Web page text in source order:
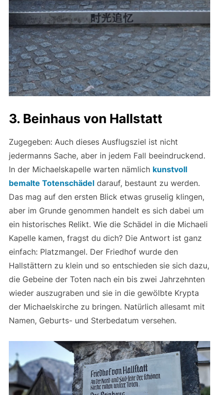
3. Beinhaus von Hallstatt
Zugegeben: Auch dieses Ausflugsziel ist nicht
jedermanns Sache, aber in jedem Fall beeindruckend.
In der Michaelskapelle warten nämlich kunstvoll
bemalte Totenschädeldarauf, bestaunt zu werden.
Das mag auf den ersten Blick etwas gruselig klingen,
aber im Grunde genommen handelt es sich dabei um
ein historisches Relikt. Wie die Schädel in die Michaeli
Kapelle kamen, fragst du dich? Die Antwort ist ganz
einfach: Platzmangel. Der Friedhof wurde den
Hallstättern zu klein und so entschieden sie sich dazu,
die Gebeine der Toten nach ein bis zwei Jahrzehnten
wieder auszugraben und sie in die gewölbte Krypta
der Michaelskirche zu bringen. Natürlich allesamt mit
Namen, Geburts- und Sterbedatum versehen.